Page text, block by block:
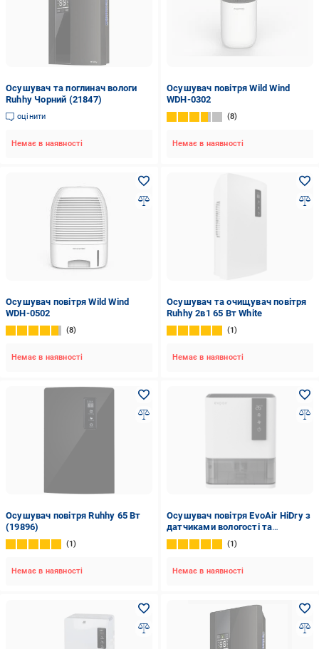
Осушувач та поглинач вологи
Ruhhy Чорний (21847)
оцінити
Немає в наявності
Осушувач повітря Wild Wind
WDH-0302
8
Немає в наявності
Осушувач повітря Wild Wind
WDH-0502
8
Немає в наявності
Осушувач та очищувач повітря
Ruhhy 2в1 65 Вт White
1
Немає в наявності
Осушувач повітря Ruhhy 65 Вт
(19896)
1
Немає в наявності
Осушувач повітря EvoAir HiDry з
датчиками вологості та
температури 700 мл/добу 1 л
1
Немає в наявності